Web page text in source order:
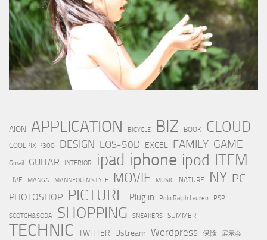
AION APPLICATION BICYCLE BIZ BOOK CLOUD
COOLPIX P300 DESIGN EOS-50D EXCEL FAMILY GAME
Gmail GUITAR INTERIOR ipad iphone ipod ITEM
LIVE MANGA MANNEQUIN STYLE MOVIE MUSIC NATURE NY PC
PHOTOSHOP PICTURE Plug in Polo Ralph Lauren PSP
SCOTCH&SODA SHOPPING SNEAKERS SUMMER
TECHNIC TWITTER Ustream Wordpress 保険 展示会